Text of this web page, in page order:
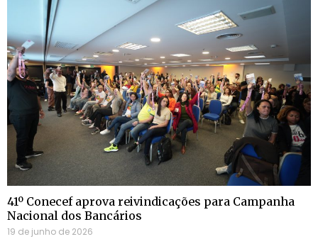
41º Conecef aprova reivindicações para Campanha
Nacional dos Bancários
19 de junho de 2026